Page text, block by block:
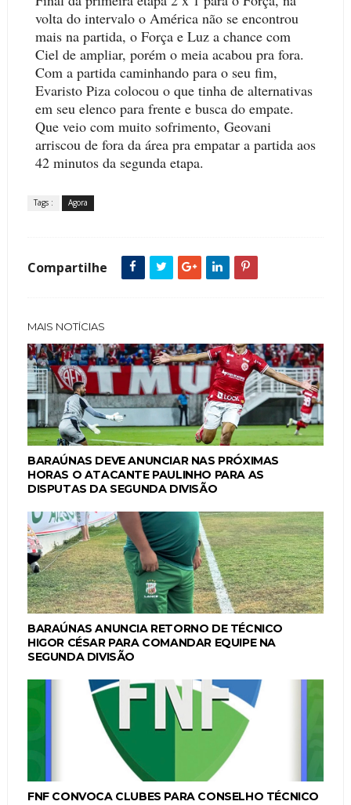
volta do intervalo o América não se encontrou
mais na partida, o Força e Luz a chance com
Ciel de ampliar, porém o meia acabou pra fora.
Com a partida caminhando para o seu fim,
Evaristo Piza colocou o que tinha de alternativas
em seu elenco para frente e busca do empate.
Que veio com muito sofrimento, Geovani
arriscou de fora da área pra empatar a partida aos
42 minutos da segunda etapa.
Tags : Agora
Compartilhe
MAIS NOTÍCIAS
BARAÚNAS DEVE ANUNCIAR NAS PRÓXIMAS
HORAS O ATACANTE PAULINHO PARA AS
DISPUTAS DA SEGUNDA DIVISÃO
BARAÚNAS ANUNCIA RETORNO DE TÉCNICO
HIGOR CÉSAR PARA COMANDAR EQUIPE NA
SEGUNDA DIVISÃO
FNF CONVOCA CLUBES PARA CONSELHO TÉCNICO